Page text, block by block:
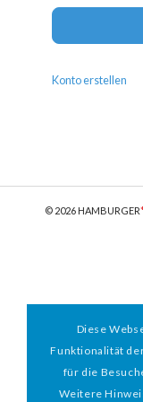
Konto erstellen
© 2026 HAMBURGER*
Diese
Funktionalität
für die
Weitere